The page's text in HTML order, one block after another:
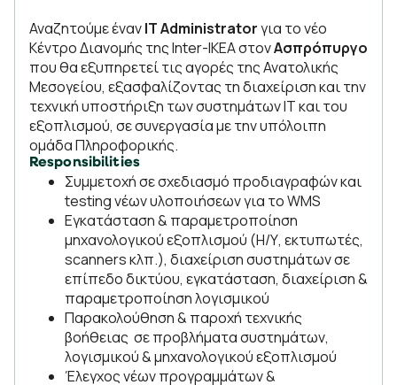
Αναζητούμε ένανIT Administratorγια το νέο
Κέντρο Διανομής της Inter-IKEA στονΑσπρόπυργο
που θα εξυπηρετεί τις αγορές της Ανατολικής
Μεσογείου, εξασφαλίζοντας τη διαχείριση και την
τεχνική υποστήριξη των συστημάτων IT και του
εξοπλισμού, σε συνεργασία με την υπόλοιπη
ομάδα Πληροφορικής.
Responsibilities
Συμμετοχή σε σχεδιασμό προδιαγραφών και
testing νέων υλοποιήσεων για το WMS
Εγκατάσταση & παραμετροποίηση
μηχανολογικού εξοπλισμού (Η/Υ, εκτυπωτές,
scanners κλπ.), διαχείριση συστημάτων σε
επίπεδο δικτύου, εγκατάσταση, διαχείριση &
παραμετροποίηση λογισμικού
Παρακολούθηση & παροχή τεχνικής
βοήθειας σε προβλήματα συστημάτων,
λογισμικού & μηχανολογικού εξοπλισμού
Έλεγχος νέων προγραμμάτων &